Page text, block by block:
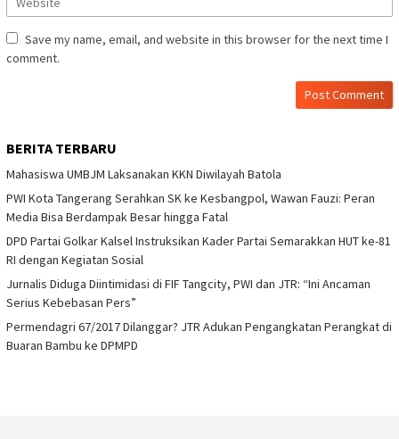
Save my name, email, and website in this browser for the next time I
comment.
BERITA TERBARU
Mahasiswa UMBJM Laksanakan KKN Diwilayah Batola
PWI Kota Tangerang Serahkan SK ke Kesbangpol, Wawan Fauzi: Peran
Media Bisa Berdampak Besar hingga Fatal
DPD Partai Golkar Kalsel Instruksikan Kader Partai Semarakkan HUT ke-81
RI dengan Kegiatan Sosial
Jurnalis Diduga Diintimidasi di FIF Tangcity, PWI dan JTR: “Ini Ancaman
Serius Kebebasan Pers”
Permendagri 67/2017 Dilanggar? JTR Adukan Pengangkatan Perangkat di
Buaran Bambu ke DPMPD